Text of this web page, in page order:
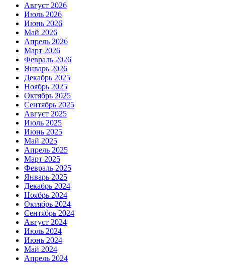
Август 2026
Июль 2026
Июнь 2026
Май 2026
Апрель 2026
Март 2026
Февраль 2026
Январь 2026
Декабрь 2025
Ноябрь 2025
Октябрь 2025
Сентябрь 2025
Август 2025
Июль 2025
Июнь 2025
Май 2025
Апрель 2025
Март 2025
Февраль 2025
Январь 2025
Декабрь 2024
Ноябрь 2024
Октябрь 2024
Сентябрь 2024
Август 2024
Июль 2024
Июнь 2024
Май 2024
Апрель 2024